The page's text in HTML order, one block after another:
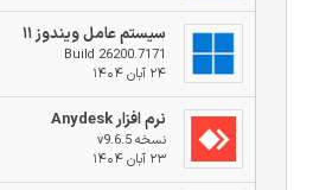
سیستم عامل ویندوز ۱۱
Build 26200.7171
۲۴ آبان ۱۴۰۴
نرم افزار Anydesk
نسخه v9.6.5
۲۳ آبان ۱۴۰۴